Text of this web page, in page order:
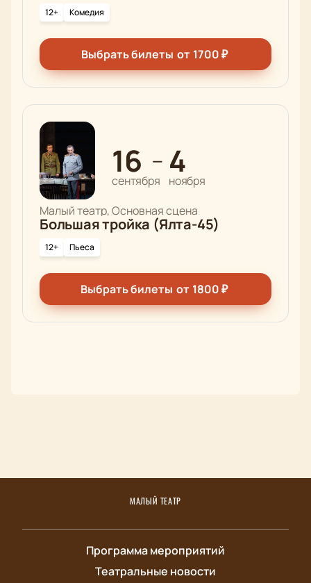
12+ Комедия
Выбрать билеты от 1700₽
16
сентября
— 4
ноября
Малый театр, Основная сцена
Большая тройка (Ялта-45)
12+ Пьеса
Выбрать билеты от 1800₽
МАЛЫЙ ТЕАТР
Программа мероприятий
Театральные новости